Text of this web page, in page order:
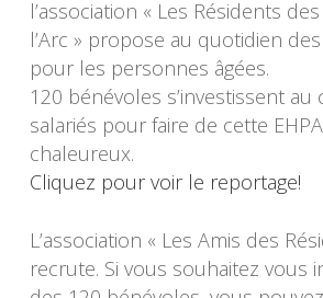
l’association « Les Résidents
l’Arc » propose au quotidien
pour les personnes âgées.
120 bénévoles s’investissent au
salariés pour faire de cette
chaleureux.
Cliquez pour voir le reportage!
L’association « Les Amis des
recrute. Si vous souhaitez vous